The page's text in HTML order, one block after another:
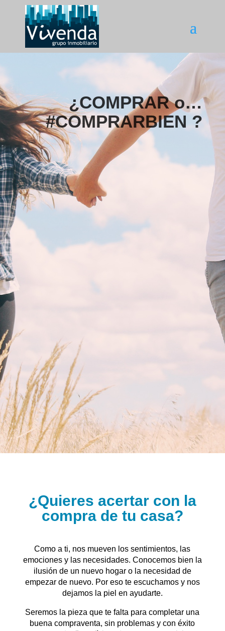
¿COMPRAR o…
#COMPRARBIEN ?
¿Quieres acertar con la
compra de tu casa?
Como a ti, nos mueven los sentimientos, las
emociones y las necesidades. Conocemos bien la
ilusión de un nuevo hogar o la necesidad de
empezar de nuevo. Por eso te escuchamos y nos
dejamos la piel en ayudarte.
Seremos la pieza que te falta para completar una
buena compraventa, sin problemas y con éxito